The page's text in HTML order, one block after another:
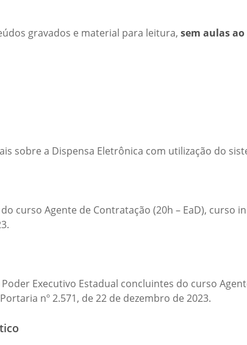
gravados e material para leitura, sem aulas
sobre a Dispensa Eletrônica com utilização do
curso Agente de Contratação (20h – EaD), curso
Executivo Estadual concluintes do curso
nº 2.571, de 22 de dezembro de 2023.